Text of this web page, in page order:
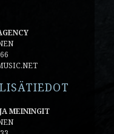
MEININGIT